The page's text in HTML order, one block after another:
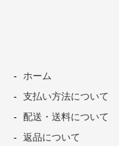
ホーム
支払い方法について
配送・送料について
返品について